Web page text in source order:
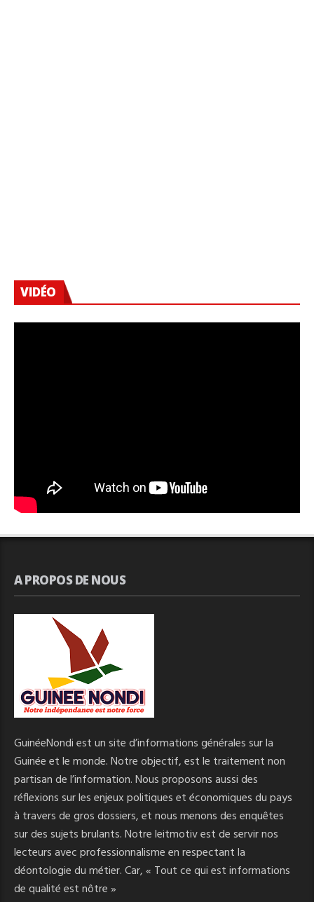
VIDÉO
A PROPOS DE NOUS
GuinéeNondi est un site d’informations générales sur la
Guinée et le monde. Notre objectif, est le traitement non
partisan de l’information. Nous proposons aussi des
réflexions sur les enjeux politiques et économiques du pays
à travers de gros dossiers, et nous menons des enquêtes
sur des sujets brulants. Notre leitmotiv est de servir nos
lecteurs avec professionnalisme en respectant la
déontologie du métier. Car, « Tout ce qui est informations
de qualité est nôtre »